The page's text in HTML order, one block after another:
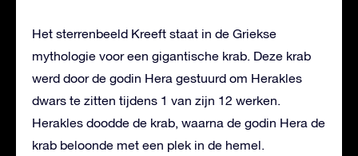
Het sterrenbeeld Kreeft staat in de Griekse
mythologie voor een gigantische krab. Deze krab
werd door de godin Hera gestuurd om Herakles
dwars te zitten tijdens 1 van zijn 12 werken.
Herakles doodde de krab, waarna de godin Hera de
krab beloonde met een plek in de hemel.